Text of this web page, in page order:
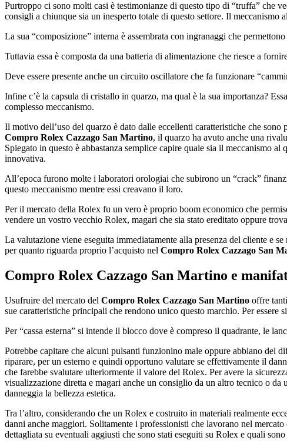
Purtroppo ci sono molti casi è testimonianze di questo tipo di “truffa” che
consigli a chiunque sia un inesperto totale di questo settore. Il meccanismo
La sua “composizione” interna è assembrata con ingranaggi che
Tuttavia essa è composta da una batteria di alimentazione che riesce a
Deve essere presente anche un circuito oscillatore che fa funzionare
Infine c’è la capsula di cristallo in quarzo, ma qual è la sua importanza?
complesso meccanismo.
Il motivo dell’uso del quarzo è dato dalle eccellenti caratteristiche che
Compro Rolex Cazzago San Martino, il quarzo ha avuto anche una
Spiegato in questo è abbastanza semplice capire quale sia il meccanismo
innovativa.
All’epoca furono molte i laboratori orologiai che subirono un “crack”
questo meccanismo mentre essi creavano il loro.
Per il mercato della Rolex fu un vero è proprio boom economico che
vendere un vostro vecchio Rolex, magari che sia stato ereditato oppure
La valutazione viene eseguita immediatamente alla presenza del cliente e
per quanto riguarda proprio l’acquisto nel Compro Rolex Cazzago San
Compro Rolex Cazzago San Martino e
Usufruire del mercato del Compro Rolex Cazzago San Martino offre
sue caratteristiche principali che rendono unico questo marchio. Per essere
Per “cassa esterna” si intende il blocco dove è compreso il quadrante, le
Potrebbe capitare che alcuni pulsanti funzionino male oppure abbiano dei
riparare, per un esterno e quindi opportuno valutare se effettivamente il
che farebbe svalutare ulteriormente il valore del Rolex. Per avere la
visualizzazione diretta e magari anche un consiglio da un altro tecnico o da
danneggia la bellezza estetica.
Tra l’altro, considerando che un Rolex e costruito in materiali realmente
danni anche maggiori. Solitamente i professionisti che lavorano nel mercato
dettagliata su eventuali aggiusti che sono stati eseguiti su Rolex e quali